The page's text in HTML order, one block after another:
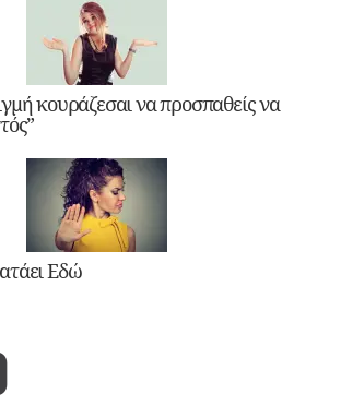
κουράζεσαι να προσπαθείς να
Εδώ